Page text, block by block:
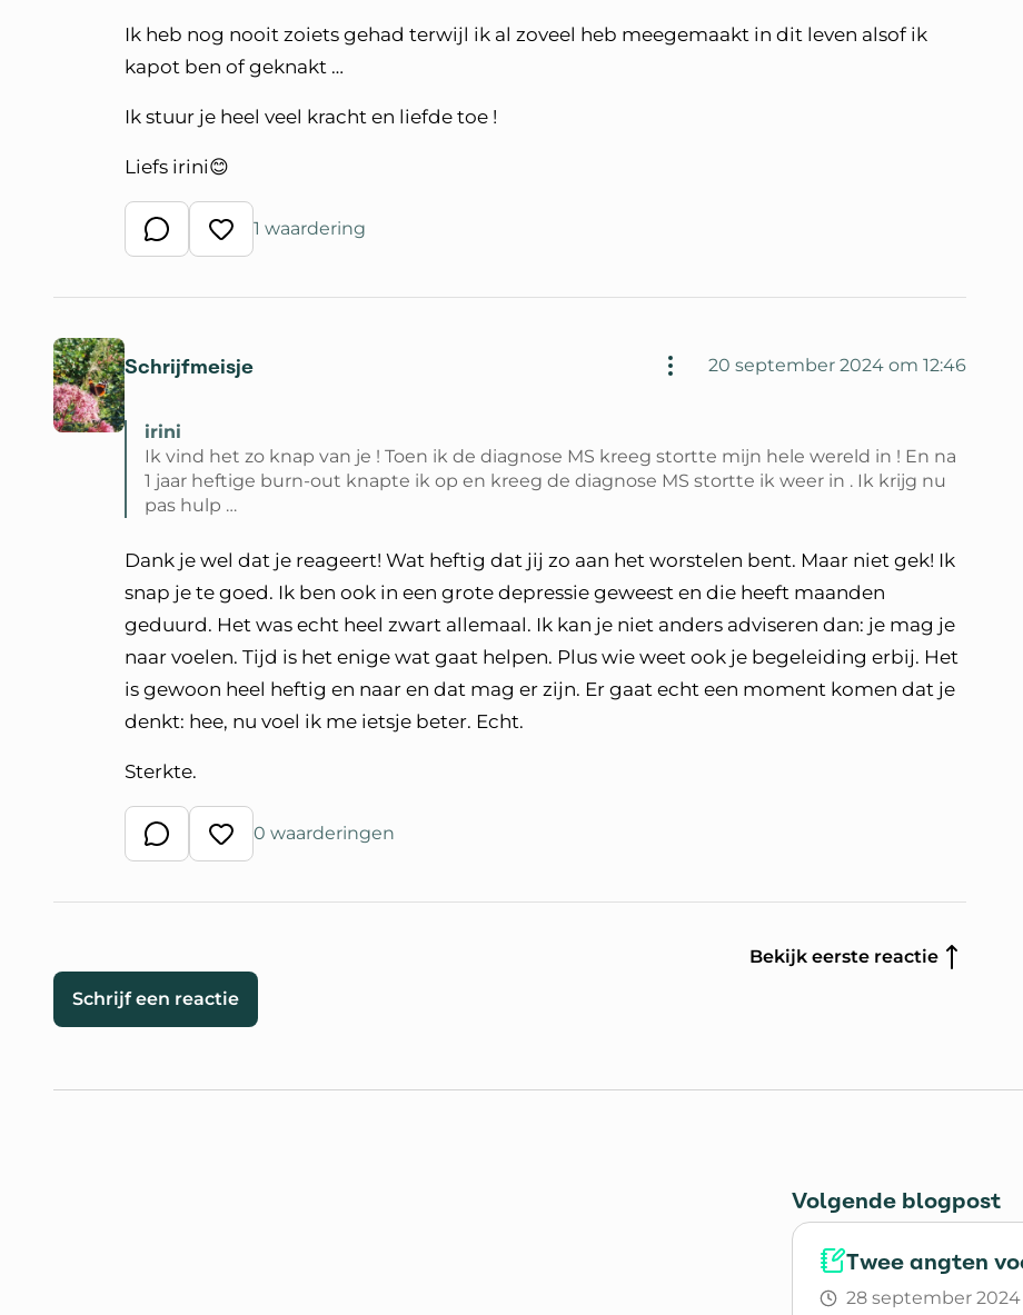
Ik heb nog nooit zoiets gehad terwijl ik al zoveel heb meegemaakt in dit leven alsof ik
kapot ben of geknakt …
Ik stuur je heel veel kracht en liefde toe !
Liefs irini😊
Schrijf een reactie
Waardeer reactie
1 waardering
Schrijfmeisje 20 september 2024 om 12:46
irini
Ik vind het zo knap van je ! Toen ik de diagnose MS kreeg stortte mijn hele wereld in ! En na
1 jaar heftige burn-out knapte ik op en kreeg de diagnose MS stortte ik weer in . Ik krijg nu
pas hulp …
Dank je wel dat je reageert! Wat heftig dat jij zo aan het worstelen bent. Maar niet gek! Ik
snap je te goed. Ik ben ook in een grote depressie geweest en die heeft maanden
geduurd. Het was echt heel zwart allemaal. Ik kan je niet anders adviseren dan: je mag je
naar voelen. Tijd is het enige wat gaat helpen. Plus wie weet ook je begeleiding erbij. Het
is gewoon heel heftig en naar en dat mag er zijn. Er gaat echt een moment komen dat je
denkt: hee, nu voel ik me ietsje beter. Echt.
Sterkte.
Schrijf een reactie
Waardeer reactie
0 waarderingen
Bekijk eerste reactie
Schrijf een reactie
Volgende blogpost
Twee angten
28 september 2024